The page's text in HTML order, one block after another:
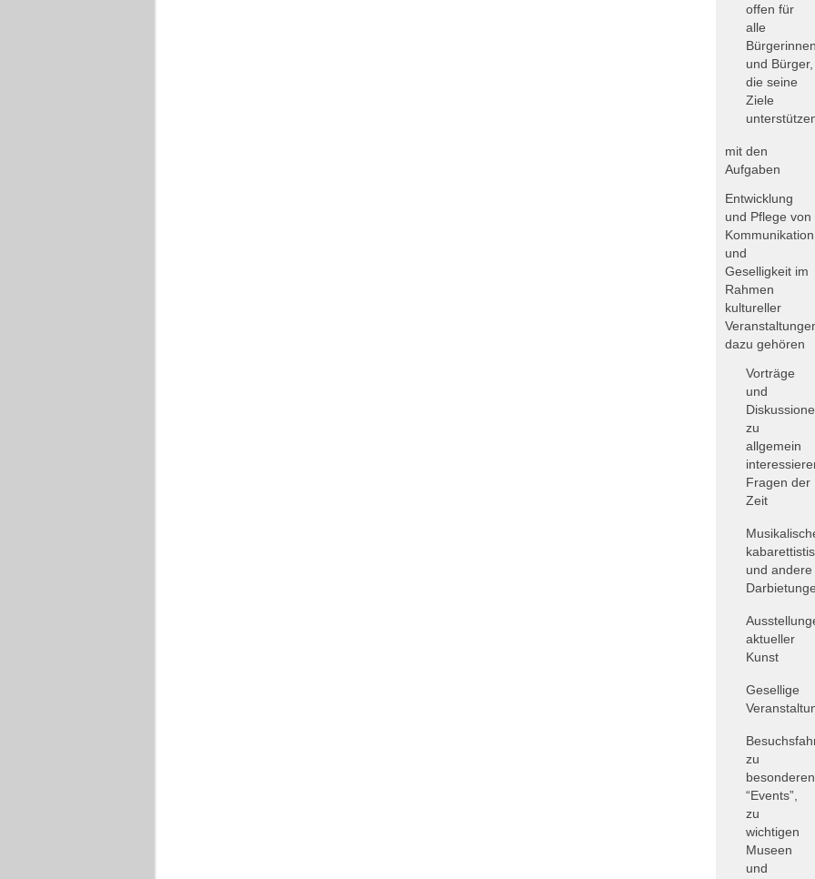
offen für
alle
Bürgerinnen
und Bürger,
die seine
Ziele
mit den
Aufgaben
Entwicklung
und Pflege von
Kommunikation
und
Geselligkeit im
Rahmen
kultureller
dazu gehören
Vorträge
und
zu
allgemein
Fragen der
Zeit
und andere
aktueller
Kunst
Gesellige
zu
besonderen
“Events”,
zu
wichtigen
Museen
und